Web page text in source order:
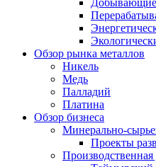
Обзор рынка металлов
Никель
Медь
Палладий
Платина
Обзор бизнеса
Минерально-
Проекты
Производственная